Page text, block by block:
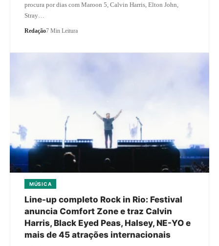
procura por dias com Maroon 5, Calvin Harris, Elton John,
Stray…
Redação7 Min Leitura
MÚSICA
Line-up completo Rock in Rio: Festival
anuncia Comfort Zone e traz Calvin
Harris, Black Eyed Peas, Halsey, NE-YO e
mais de 45 atrações internacionais